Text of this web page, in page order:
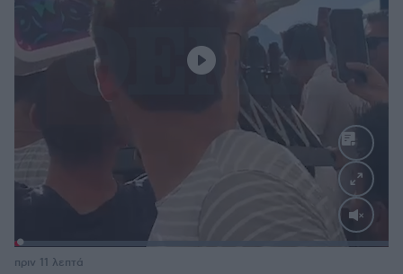
πριν 11 λεπτά